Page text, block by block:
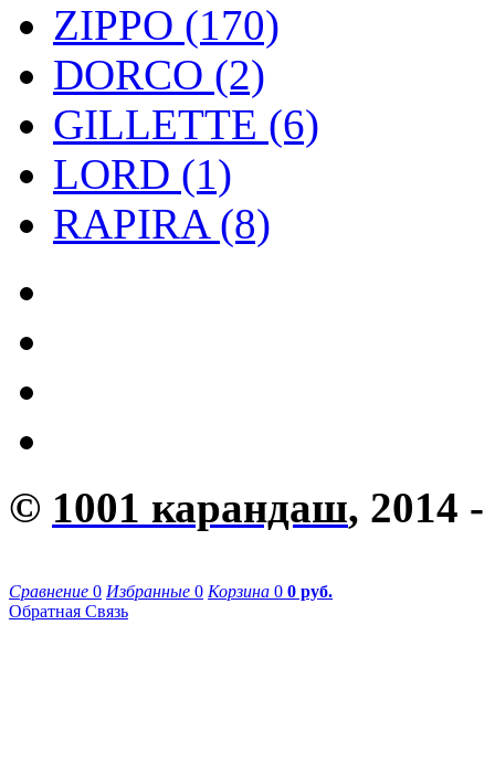
ZIPPO (170)
DORCO (2)
GILLETTE (6)
LORD (1)
RAPIRA (8)
© 1001 карандаш, 2014 -
Сравнение 0 Избранные 0 Корзина 0 0 руб.
Обратная Связь